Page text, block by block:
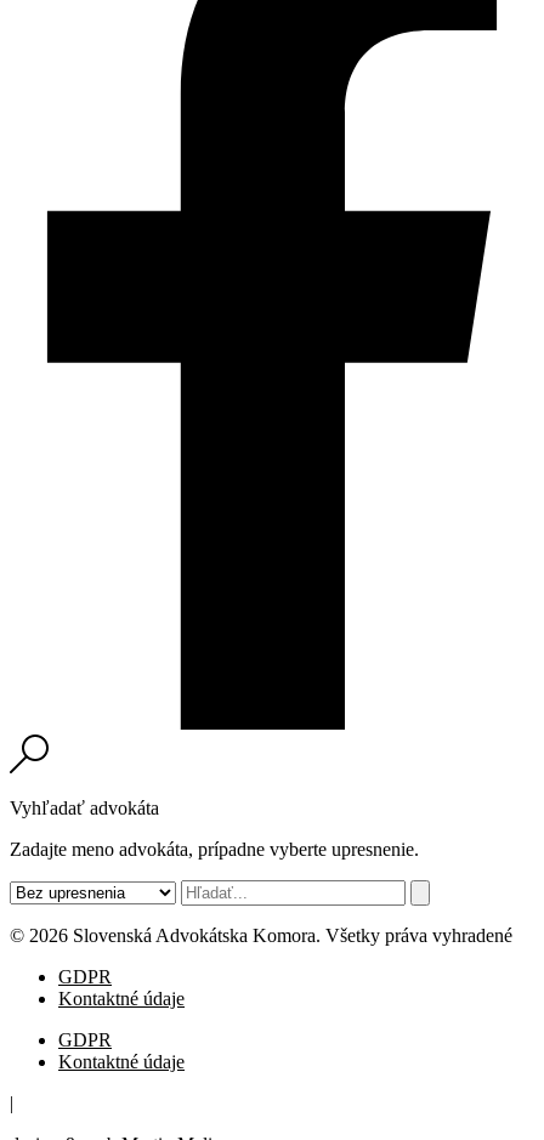
Vyhľadať advokáta
Zadajte meno advokáta, prípadne vyberte upresnenie.
© 2026 Slovenská Advokátska Komora. Všetky práva vyhradené
GDPR
Kontaktné údaje
GDPR
Kontaktné údaje
|